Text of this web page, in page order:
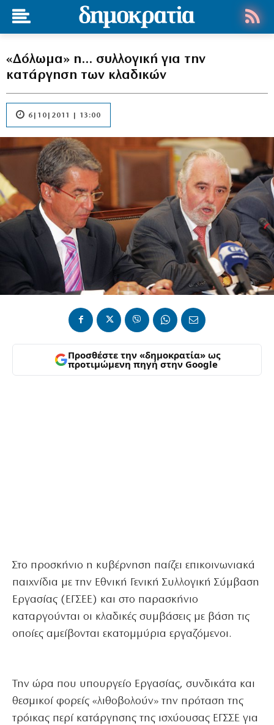
«Δόλωμα» η… συλλογική για την
κατάργηση των κλαδικών
6|10|2011 | 13:00
Προσθέστε την «δημοκρατία» ως
προτιμώμενη πηγή στην Google
Στο προσκήνιο η κυβέρνηση παίζει επικοινωνιακά
παιχνίδια με την Εθνική Γενική Συλλογική Σύμβαση
Εργασίας (ΕΓΣΕΕ) και στο παρασκήνιο
καταργούνται οι κλαδικές συμβάσεις με βάση τις
οποίες αμείβονται εκατομμύρια εργαζόμενοι.
Την ώρα που υπουργείο Εργασίας, συνδικάτα και
θεσμικοί φορείς «λιθοβολούν» την πρόταση της
τρόικας περί κατάργησης της ισχύουσας ΕΓΣΣΕ για